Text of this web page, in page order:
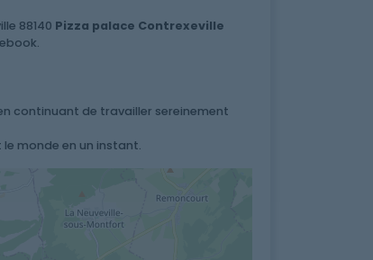
88140 Pizza palace Contrexeville
continuant de travailler sereinement
monde en un instant.